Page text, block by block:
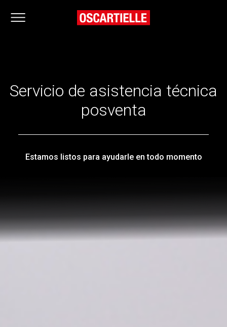
Servicio de asistencia técnica
posventa
Estamos listos para ayudarle en todo momento